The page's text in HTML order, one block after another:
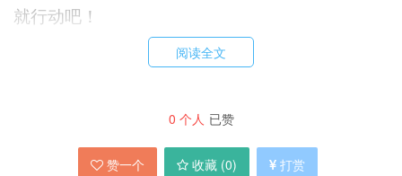
就行动吧！
官方|下载1|来自93876软件园|下载2|下载3|下载4
阅读全文
0 个人 已赞
赞一个 收藏 (0) 打赏